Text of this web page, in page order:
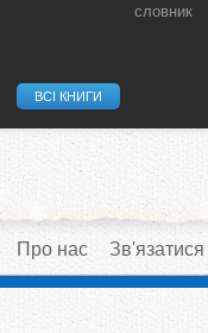
словник
ВСІ КНИГИ
Про нас